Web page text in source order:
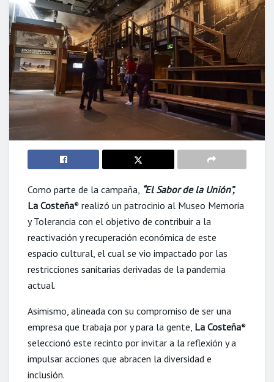
Como parte de la campaña, “El Sabor de la Unión”,
La Costeña® realizó un patrocinio al Museo Memoria
y Tolerancia con el objetivo de contribuir a la
reactivación y recuperación económica de este
espacio cultural, el cual se vio impactado por las
restricciones sanitarias derivadas de la pandemia
actual.
Asimismo, alineada con su compromiso de ser una
empresa que trabaja por y para la gente, La Costeña®
seleccionó este recinto por invitar a la reflexión y a
impulsar acciones que abracen la diversidad e
inclusión.